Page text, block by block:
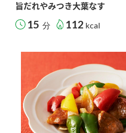
旨だれやみつき大葉なす
15 分 112 kcal